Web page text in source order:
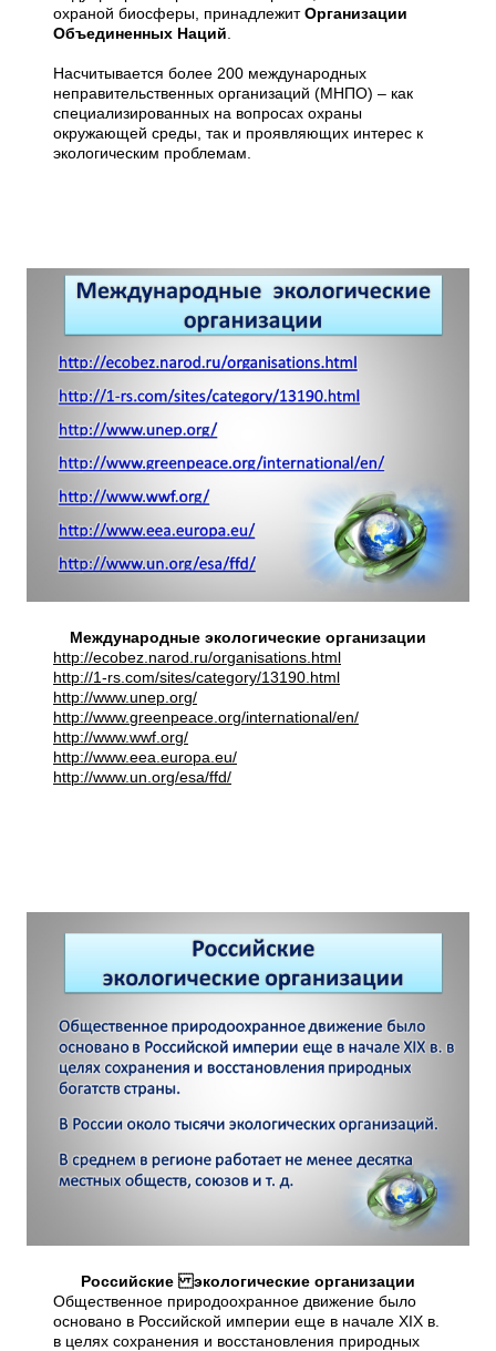
охраной биосферы, принадлежит Организации
Объединенных Наций
Насчитывается более 200 международных
неправительственных организаций (МНПО) – как
специализированных на вопросах охраны
окружающей среды, так и проявляющих интерес к
экологическим проблемам.
Международные экологические организации
http://ecobez.narod.ru/organisations.html
http://1-rs.com/sites/category/13190.html
http://www.unep.org/
http://www.greenpeace.org/international/en/
http://www.wwf.org/
http://www.eea.europa.eu/
http://www.un.org/esa/ffd/
Российские экологические организации
Общественное природоохранное движение было
основано в Российской империи еще в начале XIX в.
в целях сохранения и восстановления природных